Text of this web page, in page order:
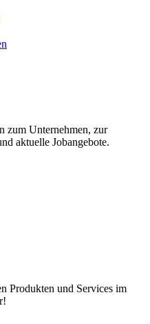
zum Unternehmen, zur
aktuelle Jobangebote.
Produkten und Services im